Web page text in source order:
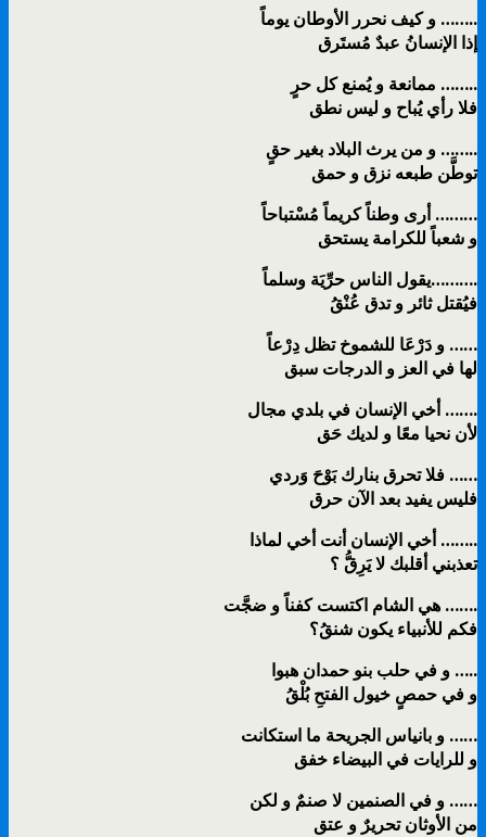
و كيف نحرر الأوطان يوماً ……..
إذا الإنسانُ عبدٌ مُستَرق
ممانعة و يُمنع كل حرٍ ……..
فلا رأي يُباح و ليس نطق
و من يرث البلاد بغير حقٍ ……..
توطَّن طبعه نزق و حمق
أرى وطناً كريماً مُسْتباحاً ………
و شعباً للكرامة يستحق
يقول الناس حرِّيَة وسلماً……….
فيُقتل ثائر و تدق عُنْقُ
و دَرْعَا للشموخ تظل دِرْعاً ……
لها في العز و الدرجات سبق
أخي الإنسان في بلدي مجال …….
لأن نحيا معًا و لديك حَق
فلا تحرق بنارك بَوْحَ وَردي ……
فليس يفيد بعد الآن حرق
أخي الإنسان أنت أخي لماذا ……..
تعذبني أقلبك لا يَرِقُّ ؟
هي الشام اكتست كفناً و ضجَّت …….
فكم للأنبياء يكون شنقُ؟
و في حلب بنو حمدان هبوا …..
و في حمصٍ خيول الفتحِ بُلْقُ
و بانياس الجريحة ما استكانت ……
و للرايات في البيضاء خفق
و في الصنمين لا صنمٌ و لكن ……
من الأوثان تحريرٌ و عتق